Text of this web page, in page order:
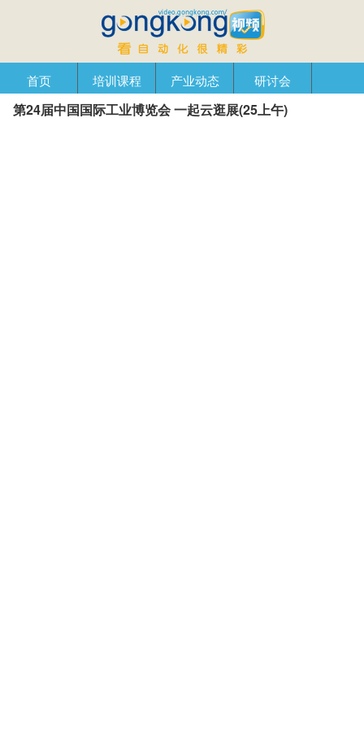
首页 培训课程 产业动态
研讨会
产品在线
自动化播客 创新管理 企业视窗
第24届中国国际工业博览会 一起云逛展(25上午)